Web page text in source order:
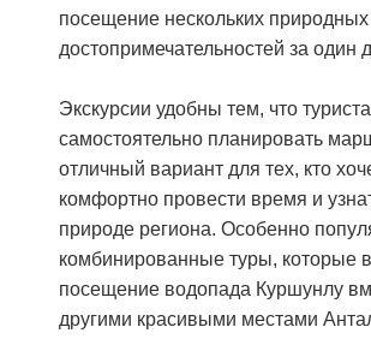
посещение нескольких природных
достопримечательностей за один
Экскурсии удобны тем, что
самостоятельно планировать
отличный вариант для тех, кто
комфортно провести время и
природе региона. Особенно
комбинированные туры, которые
посещение водопада Куршунлу
другими красивыми местами